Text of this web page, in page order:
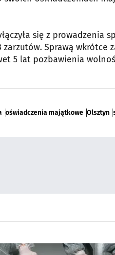
się z prowadzenia
Sprawą wkrótce
5 lat pozbawienia
oświadczenia majątkowe Olsztyn